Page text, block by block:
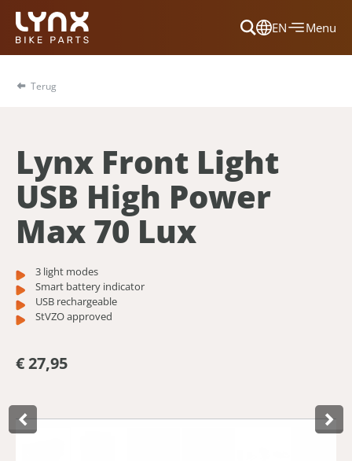
EN
Dansk
Nederlands
Menu
Terug
Lynx Front Light
USB High Power
Max 70 Lux
3 light modes
Smart battery indicator
USB rechargeable
StVZO approved
€ 27,95